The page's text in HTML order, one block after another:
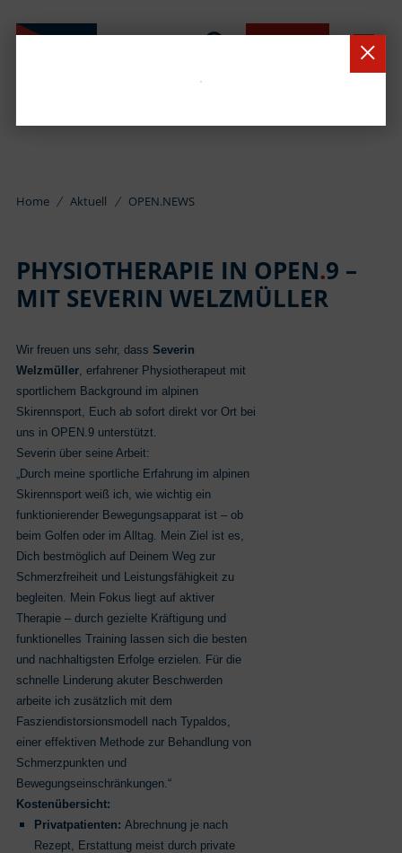
Home Aktuell OPEN.NEWS
PHYSIOTHERAPIE IN OPEN.9 –
MIT SEVERIN WELZMÜLLER
Wir freuen uns sehr, dass Severin
Welzmüller, erfahrener Physiotherapeut mit
sportlichem Background im alpinen
Skirennsport, Euch ab sofort direkt vor Ort bei
uns in OPEN.9 unterstützt.
Severin über seine Arbeit:
„Durch meine sportliche Erfahrung im alpinen
Skirennsport weiß ich, wie wichtig ein
funktionierender Bewegungsapparat ist – ob
beim Golfen oder im Alltag. Mein Ziel ist es,
Dich bestmöglich auf Deinem Weg zur
Schmerzfreiheit und Leistungsfähigkeit zu
begleiten. Mein Fokus liegt auf aktiver
Therapie – durch gezielte Kräftigung und
funktionelles Training lassen sich die besten
und nachhaltigsten Erfolge erzielen. Für die
schnelle Linderung akuter Beschwerden
arbeite ich zusätzlich mit dem
Fasziendistorsionsmodell nach Typaldos,
einer effektiven Methode zur Behandlung von
Schmerzpunkten und
Bewegungseinschränkungen.“
Kostenübersicht:
Privatpatienten: Abrechnung je nach
Rezept, Erstattung meist durch private